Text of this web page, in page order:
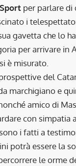
per parlare di
i
gavetta che lo
per arrivare in
è misurato.
del
marchigiano e
amico di
con simpatia
i fatti a
potrà essere la
le orme